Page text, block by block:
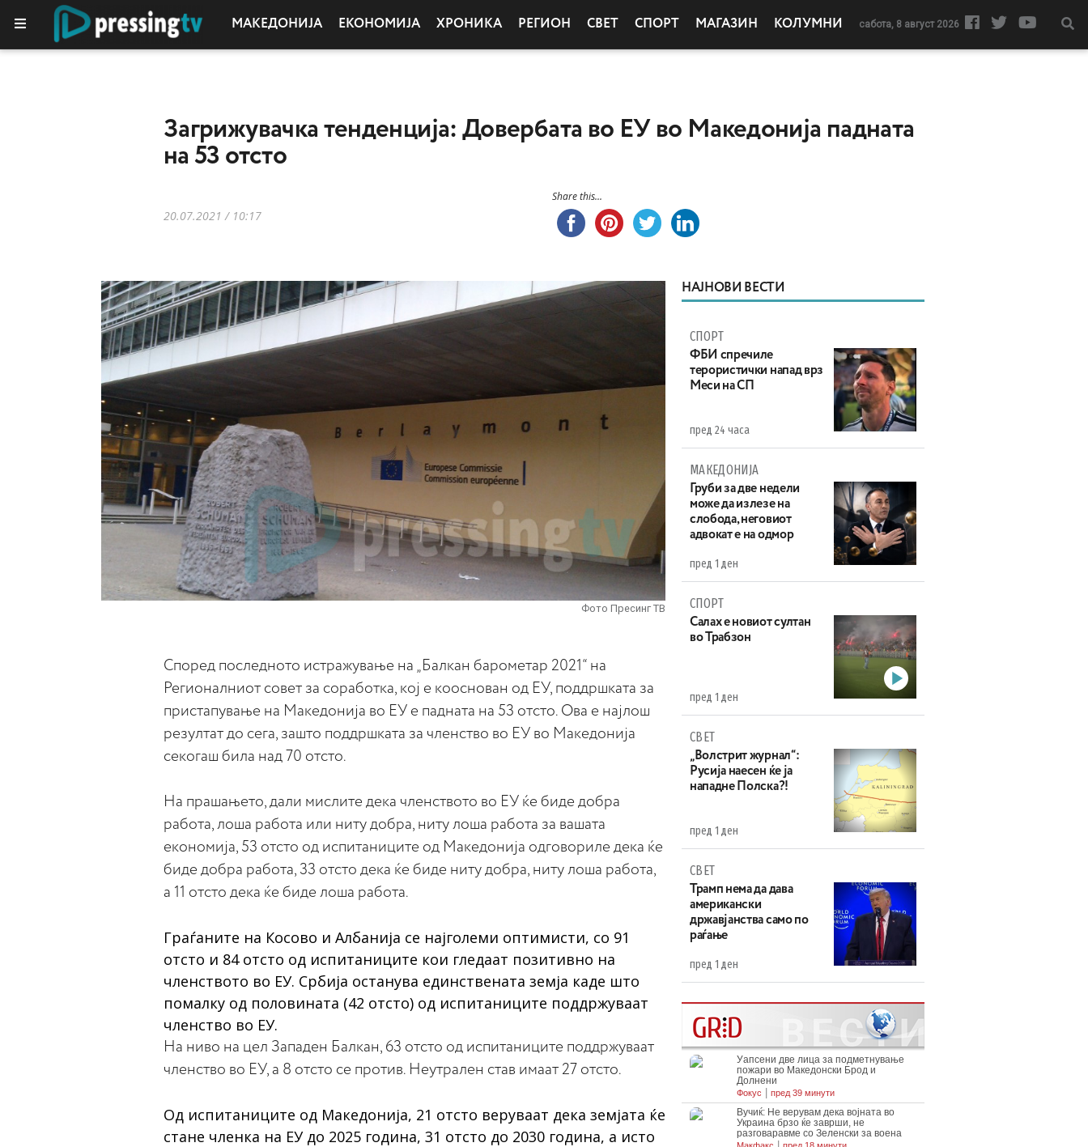
МАКЕДОНИЈА ЕКОНОМИЈА ХРОНИКА РЕГИОН СВЕТ СПОРТ МАГАЗИН КОЛУМНИ сабота, 8 август 2026
Загрижувачка тенденција: Довербата во ЕУ во Македонија падната
на 53 отсто
20.07.2021 / 10:17
Share this...
Фото Пресинг ТВ
Според последното истражување на „Балкан барометар 2021“ на
Регионалниот совет за соработка, кој е кооснован од ЕУ, поддршката за
пристапување на Македонија во ЕУ е падната на 53 отсто. Ова е најлош
резултат до сега, зашто поддршката за членство во ЕУ во Македонија
секогаш била над 70 отсто.
На прашањето, дали мислите дека членството во ЕУ ќе биде добра
работа, лоша работа или ниту добра, ниту лоша работа за вашата
економија, 53 отсто од испитаниците од Македонија одговориле дека ќе
биде добра работа, 33 отсто дека ќе биде ниту добра, ниту лоша работа,
а 11 отсто дека ќе биде лоша работа.
Граѓаните на Косово и Албанија се најголеми оптимисти, со 91
отсто и 84 отсто од испитаниците кои гледаат позитивно на
членството во ЕУ. Србија останува единствената земја каде што
помалку од половината (42 отсто) од испитаниците поддржуваат
членство во ЕУ.
На ниво на цел Западен Балкан, 63 отсто од испитаниците поддржуваат
членство во ЕУ, а 8 отсто се против. Неутрален став имаат 27 отсто.
Од испитаниците од Македонија, 21 отсто веруваат дека земјата ќе
стане членка на ЕУ до 2025 година, 31 отсто до 2030 година, а исто
НАЈНОВИ ВЕСТИ
СПОРТ
ФБИ спречиле
терористички напад врз
Меси на СП
пред 24 часа
МАКЕДОНИЈА
Груби за две недели
може да излезе на
слобода, неговиот
адвокат е на одмор
пред 1 ден
СПОРТ
Салах е новиот султан
во Трабзон
пред 1 ден
СВЕТ
„Волстрит журнал“:
Русија наесен ќе ја
нападне Полска?!
пред 1 ден
СВЕТ
Трамп нема да дава
американски
државјанства само по
раѓање
пред 1 ден